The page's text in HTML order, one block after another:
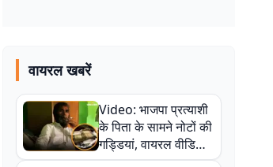
वायरल खबरें
Video: भाजपा प्रत्याशी
के पिता के सामने नोटों की
गड्डियां, वायरल वीडियो
से राजनीति में उबाल,